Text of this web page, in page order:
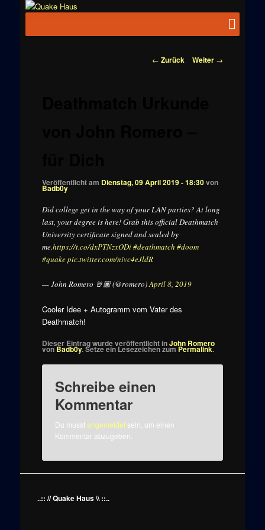
News zu
Beitragsnavigation
← Zurück Weiter →
Veröffentlicht am Dienstag, 09 April 2019 - 18:30von
Badb0y
Did college get in the way of your LAN parties? At long
last, your degree is here! Grab this official Deathmatch
University certificate signed and sealed by
me.https://t.co/dxPTNzxODi#deathmatch #doom
#quakepic.twitter.com/nivc4eJldR
— John Romero 🤘🏽 (@romero)April 8, 2019
Cooler Idee + Autogramm vom Vater des
Deathmatch!
Dieser Eintrag wurde veröffentlicht inJohn Romero
vonBadb0y. Setze ein Lesezeichen zumPermalink.
Schreibe einen
Kommentar
Du musstangemeldetsein, um einen
Kommentar abzugeben.
..:: // Quake Haus \\ ::..